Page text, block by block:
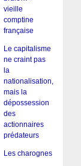
vieille
comptine
française
Le capitalisme
ne craint pas
la
nationalisation,
mais la
dépossession
des
actionnaires
prédateurs
Les charognes